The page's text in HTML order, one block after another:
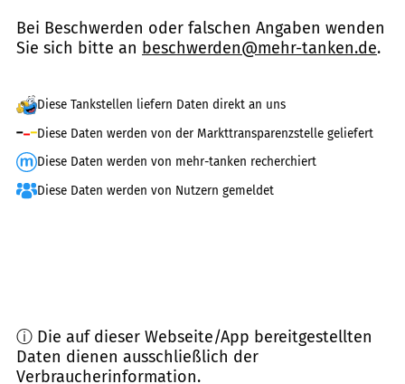
Bei Beschwerden oder falschen Angaben wenden
Sie sich bitte an beschwerden@mehr-tanken.de.
Diese Tankstellen liefern Daten direkt an uns
Diese Daten werden von der Markttransparenzstelle geliefert
Diese Daten werden von mehr-tanken recherchiert
Diese Daten werden von Nutzern gemeldet
ⓘ Die auf dieser Webseite/App bereitgestellten
Daten dienen ausschließlich der
Verbraucherinformation.